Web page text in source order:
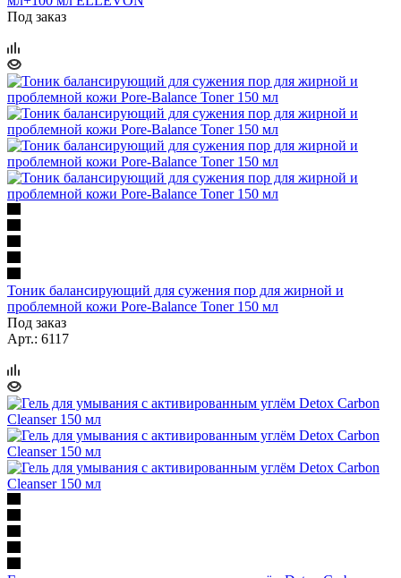
Под заказ
Тоник балансирующий для сужения пор для жирной и
проблемной кожи Pore-Balance Toner 150 мл
Под заказ
Арт.: 6117